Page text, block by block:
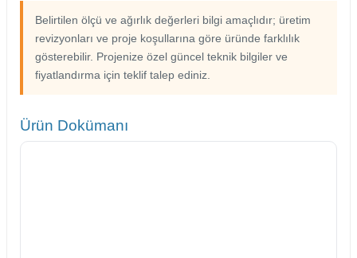
Belirtilen ölçü ve ağırlık değerleri bilgi amaçlıdır; üretim
revizyonları ve proje koşullarına göre üründe farklılık
gösterebilir. Projenize özel güncel teknik bilgiler ve
fiyatlandırma için teklif talep ediniz.
Ürün Dokümanı